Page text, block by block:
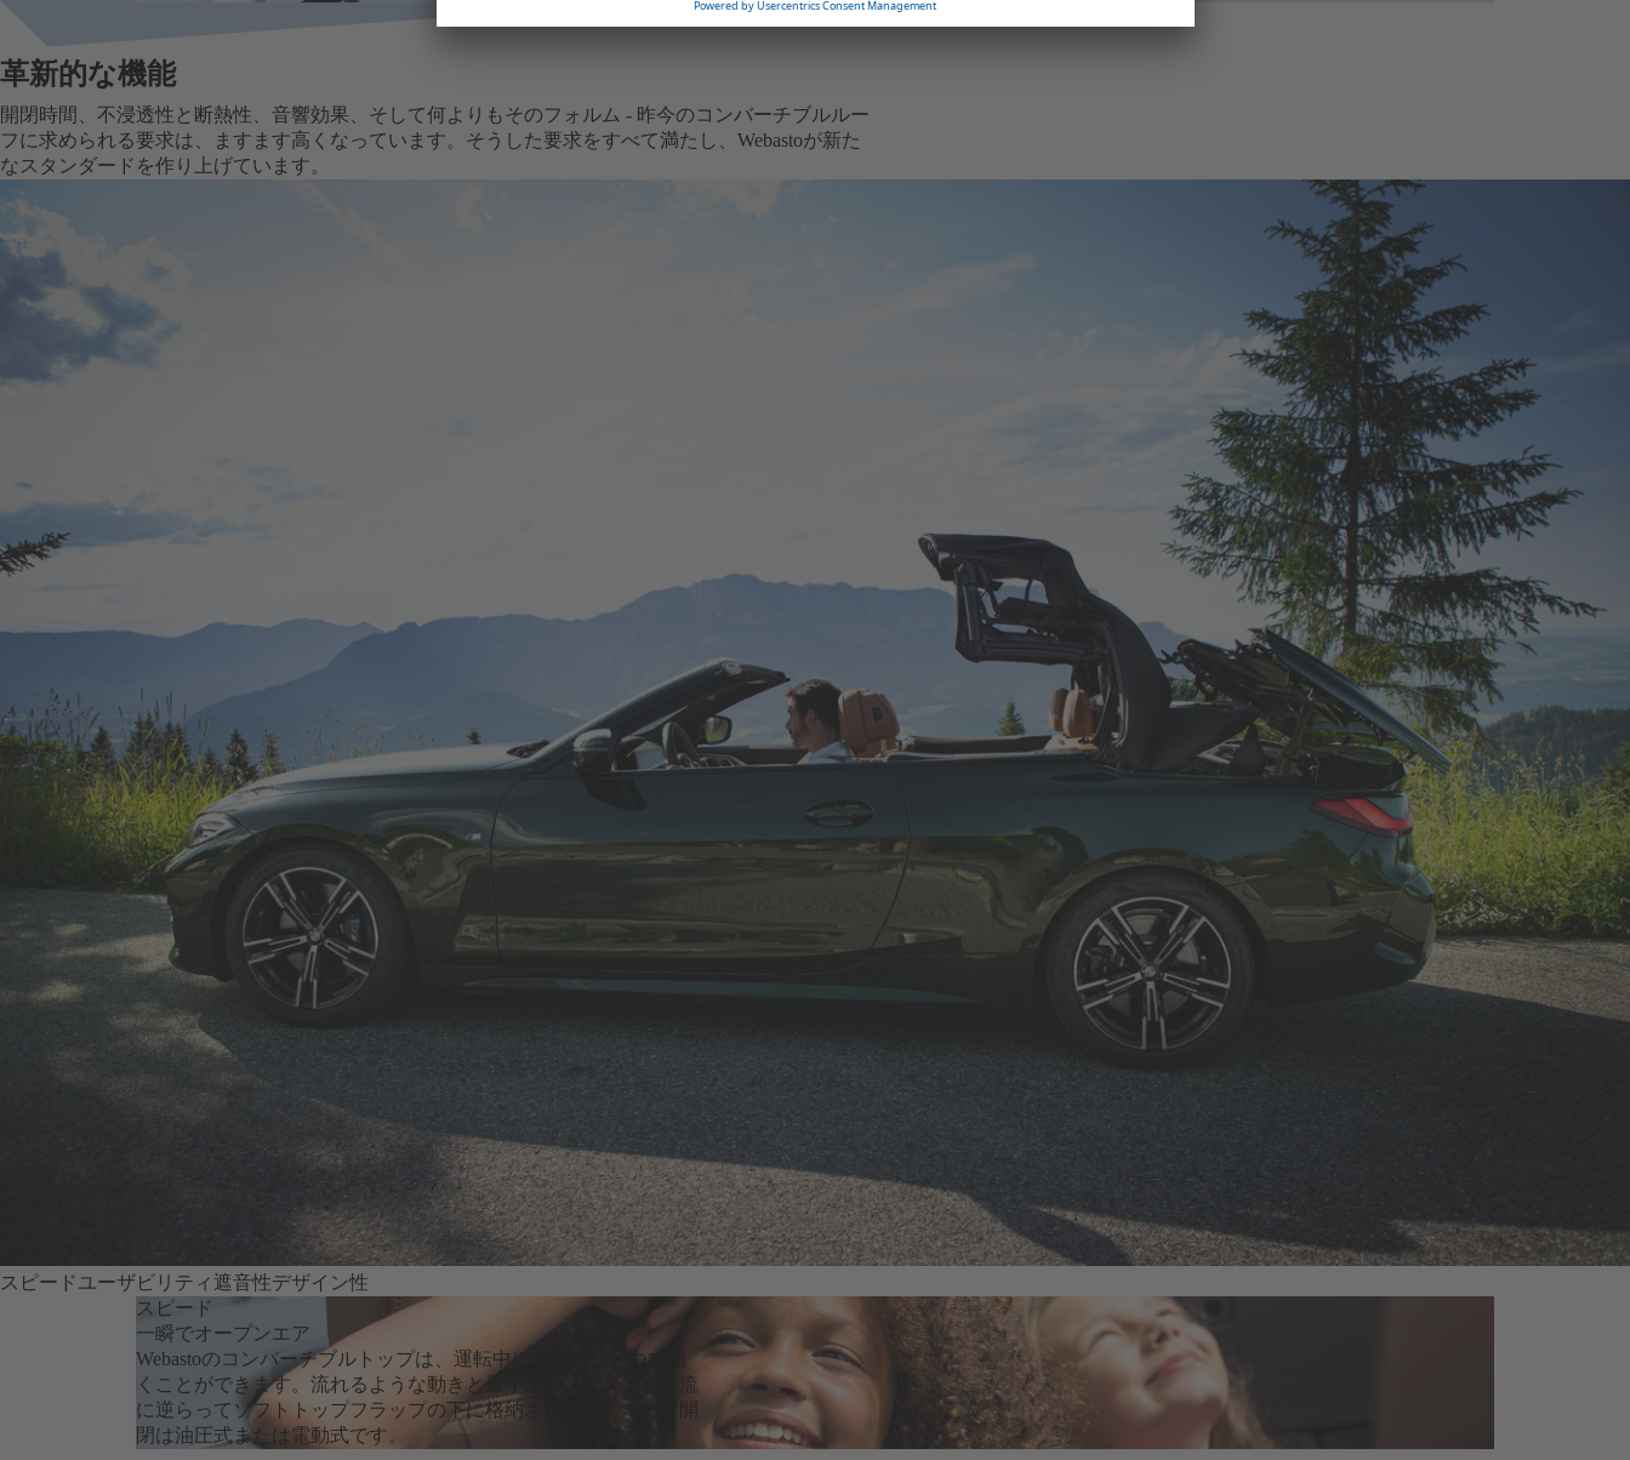
革新的な機能
開閉時間、不浸透性と断熱性、音響効果、そして何よりもそのフォルム - 昨今のコンバーチブルルー
フに求められる要求は、ますます高くなっています。そうした要求をすべて満たし、Webastoが新た
なスタンダードを作り上げています。
スピードユーザビリティ遮音性デザイン性
スピード
一瞬でオープンエア
Webastoのコンバーチブルトップは、運転中にボタンひとつで開
くことができます。流れるような動きと最小限のノイズで、気流
に逆らってソフトトップフラップの下に格納されます。ルーフ開
閉は油圧式または電動式です。